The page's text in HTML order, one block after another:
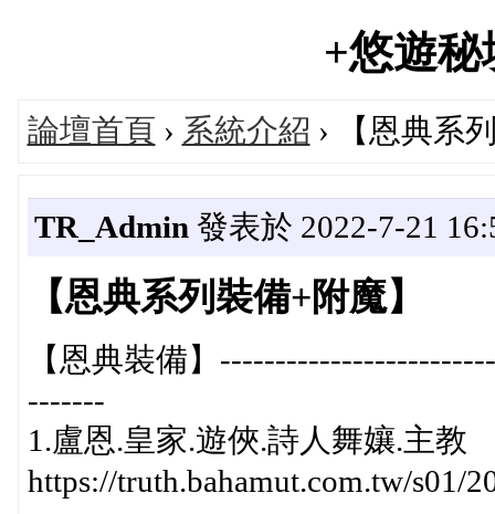
+悠遊
論壇首頁 › 系統介紹 › 【恩典系
TR_Admin 發表於 2022-7-21
【恩典系列裝備+附魔】
【恩典裝備】
-------
1.盧恩.皇家.遊俠.詩人舞孃.主教
https://truth.bahamut.com.tw/s01/